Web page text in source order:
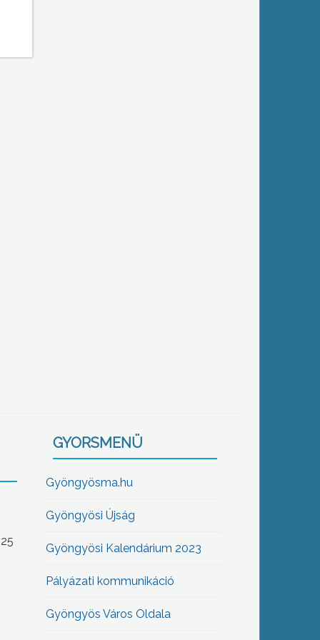
GYORSMENÜ
Gyöngyösma.hu
Gyöngyösi Újság
Gyöngyösi Kalendárium 2023
Pályázati kommunikáció
Gyöngyös Város Oldala